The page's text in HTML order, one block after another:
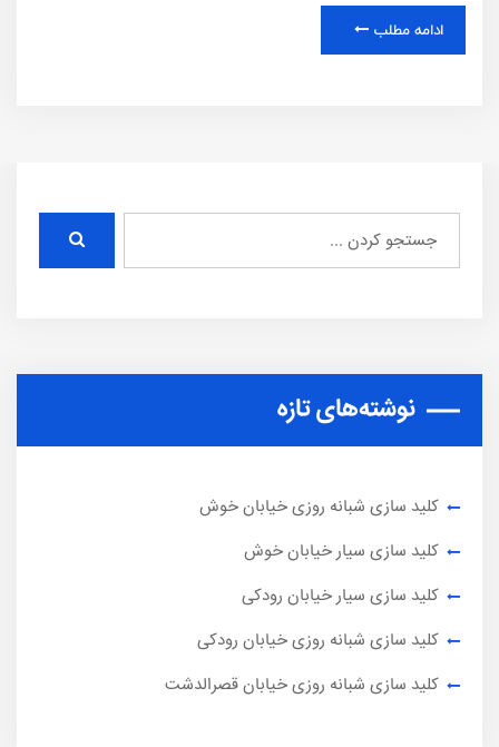
ادامه مطلب
نوشته‌های تازه
کلید سازی شبانه روزی خیابان خوش
کلید سازی سیار خیابان خوش
کلید سازی سیار خیابان رودکی
کلید سازی شبانه روزی خیابان رودکی
کلید سازی شبانه روزی خیابان قصرالدشت